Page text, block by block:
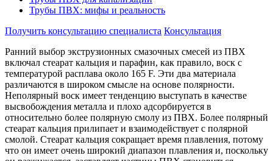
Трубы ПВХ: мифы и реальность
Получить консультацию специалиста Консультация
Ранний выбор экструзионных смазочных смесей из ПВХ
включал стеарат кальция и парафин, как правило, воск с
температурой расплава около 165 F. Эти два материала
различаются в широком смысле на основе полярности.
Неполярный воск имеет тенденцию выступать в качестве
высвобождения металла и плохо адсорбируется в
относительно более полярную смолу из ПВХ. Более полярный
стеарат кальция прилипает и взаимодействует с полярной
смолой. Стеарат кальция сокращает время плавления, потому
что он имеет очень широкий диапазон плавления и, поскольку